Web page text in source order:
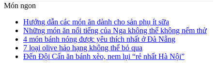
Món ngon
Hướng dẫn các món ăn dành cho sản phụ ít sữa
Những món ăn nổi tiếng của Nga không thể không nếm thử
4 món bánh nóng được yêu thích nhất ở Đà Nẵng
7 loại olive hảo hạng không thể bỏ qua
Đến Đội Cấn ăn bánh xèo, nem lụi “rẻ nhất Hà Nội”